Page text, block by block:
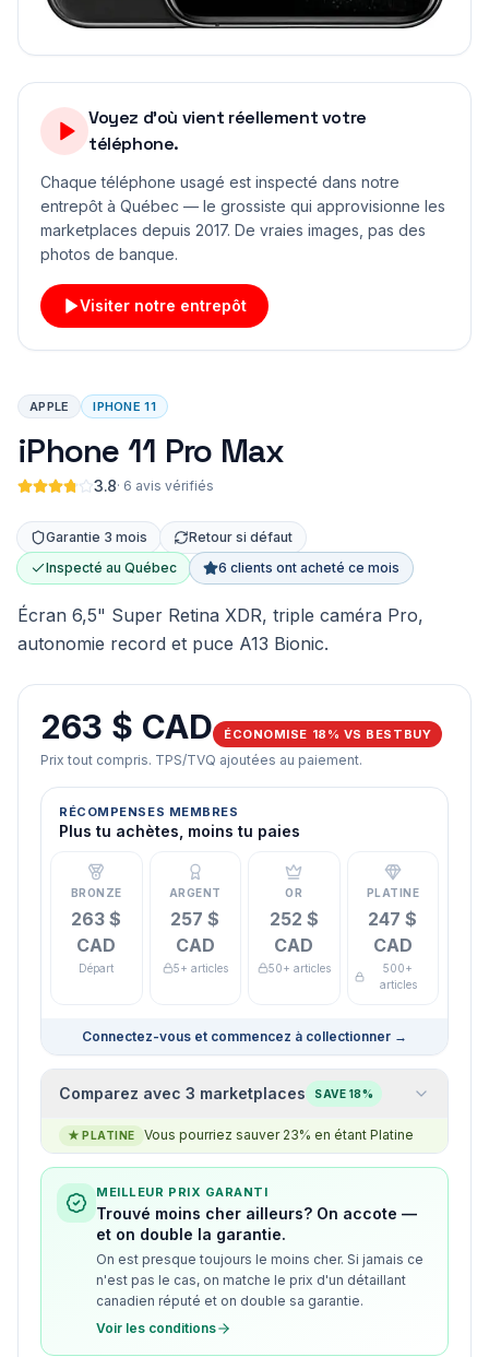
Voyez d'où vient réellement votre
téléphone.
Chaque téléphone usagé est inspecté dans notre
entrepôt à Québec — le grossiste qui approvisionne les
marketplaces depuis 2017. De vraies images, pas des
photos de banque.
Visiter notre entrepôt
APPLE IPHONE 11
iPhone 11 Pro Max
3.8· 6 avis vérifiés
Garantie 3 mois
Retour si défaut
Inspecté au Québec
6 clients ont acheté ce mois
Écran 6,5" Super Retina XDR, triple caméra Pro,
autonomie record et puce A13 Bionic.
263 $ CAD ÉCONOMISE 18% VS BESTBUY
Prix tout compris. TPS/TVQ ajoutées au paiement.
RÉCOMPENSES MEMBRES
Plus tu achètes, moins tu paies
BRONZE
263 $
CAD
Départ
ARGENT
257 $
CAD
5+ articles
OR
252 $
CAD
50+ articles
PLATINE
247 $
CAD
500+
articles
Connectez-vous et commencez à collectionner →
Comparez avec 3 marketplaces SAVE 18%
★ PLATINE Vous pourriez sauver 23% en étant Platine
MEILLEUR PRIX GARANTI
Trouvé moins cher ailleurs? On accote —
et on double la garantie.
On est presque toujours le moins cher. Si jamais ce
n'est pas le cas, on matche le prix d'un détaillant
canadien réputé et on double sa garantie.
Voir les conditions